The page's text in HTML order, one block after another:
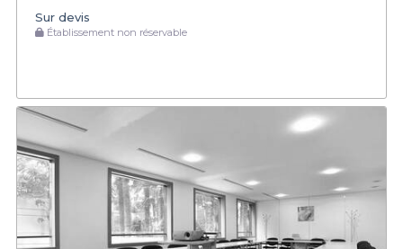
Sur devis
Établissement non réservable